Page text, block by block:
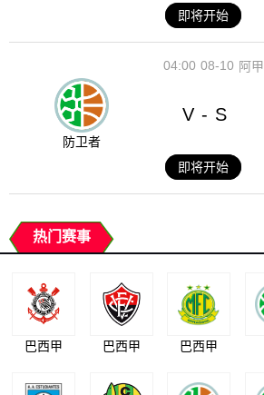
即将开始
08-10
04:00 阿甲
防卫者
V - S
即将开始
热门赛事
巴西甲 巴西甲 巴西甲